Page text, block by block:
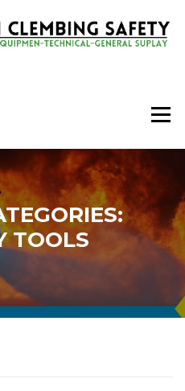
Menu
TOOLS